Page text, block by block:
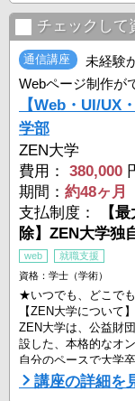
えで必要な基礎知識
操作をお手本に、実
最後に、学んだ知識
ップを踏むことでム
チェックして
通信講座
未経験
Webページ制作が
【Web・UI/UX
学部
ZEN大学
費用：
380,000
期間： 約48ヶ月
支払制度：
【
除】ZEN大学独
web
就職支援
資格：学士（学術）
★いつでも、どこで
【ZEN大学について】
ZEN大学は、公益財
設した、本格的なオ
自分のペースで大学
「数理」「情報」「
講座の詳細を